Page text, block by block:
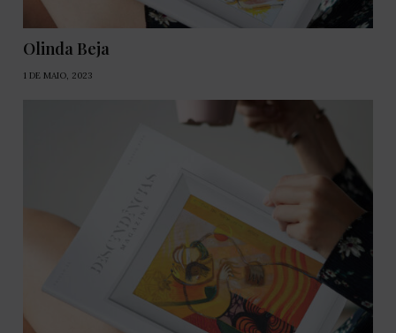
Olinda Beja
1 DE MAIO, 2023